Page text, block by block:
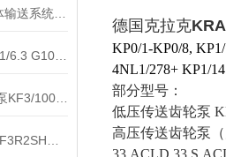
德国克拉克
KP0/1-KP0/8,
4NL1/278+ KP1/
部分型号：
低压传送齿轮泵
高压传送齿轮泵（
33,ACLD 33